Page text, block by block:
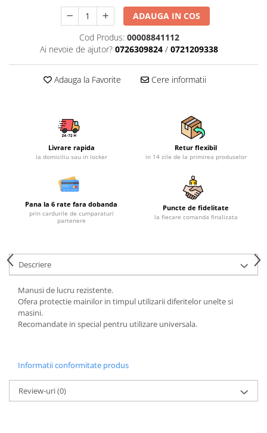
Mobilier gradina
Depozitare gradina
Gratare si accesorii
Echipamente curatenie
Freze de zapada
Masini de maturat
Suflante & Aspiratoare frunze
Unelte de gradinarit
Dispozitive de imprastiat si
semanat
Roabe si carucioare
Sere si solarii
Plase si folii pentru gradinarit
Alte unelte de gradinarit
Echipamente de protectie pentru
Manusi de lucru
Ochelari de protectie
Electrice si Iluminat
ADAUGA IN COS
Cod Produs: 00008841112
Ai nevoie de ajutor? 0726309824 / 0721209338
Adauga la Favorite Cere informatii
Livrare rapida
la domiciliu sau in locker
Retur flexibil
in 14 zile de la primirea produselor
Pana la 6 rate fara dobanda
prin cardurile de cumparaturi
partenere
Puncte de fidelitate
la fiecare comanda finalizata
Descriere
Manusi de lucru rezistente.
Ofera protectie mainilor in timpul utilizarii diferitelor unelte si
masini.
Recomandate in special pentru utilizare universala.
Informatii conformitate produs
Review-uri(0)